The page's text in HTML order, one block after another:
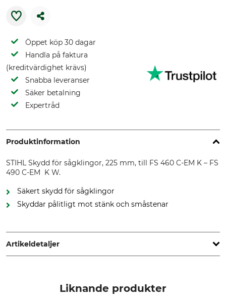
Öppet köp 30 dagar
Handla på faktura
(kreditvärdighet krävs)
Snabba leveranser
Säker betalning
Expertråd
Produktinformation
STIHL Skydd för sågklingor, 225 mm, till FS 460 C-EM K – FS
490 C-EM K W.
Säkert skydd för sågklingor
Skyddar pålitligt mot stänk och småstenar
Artikeldetaljer
Liknande produkter